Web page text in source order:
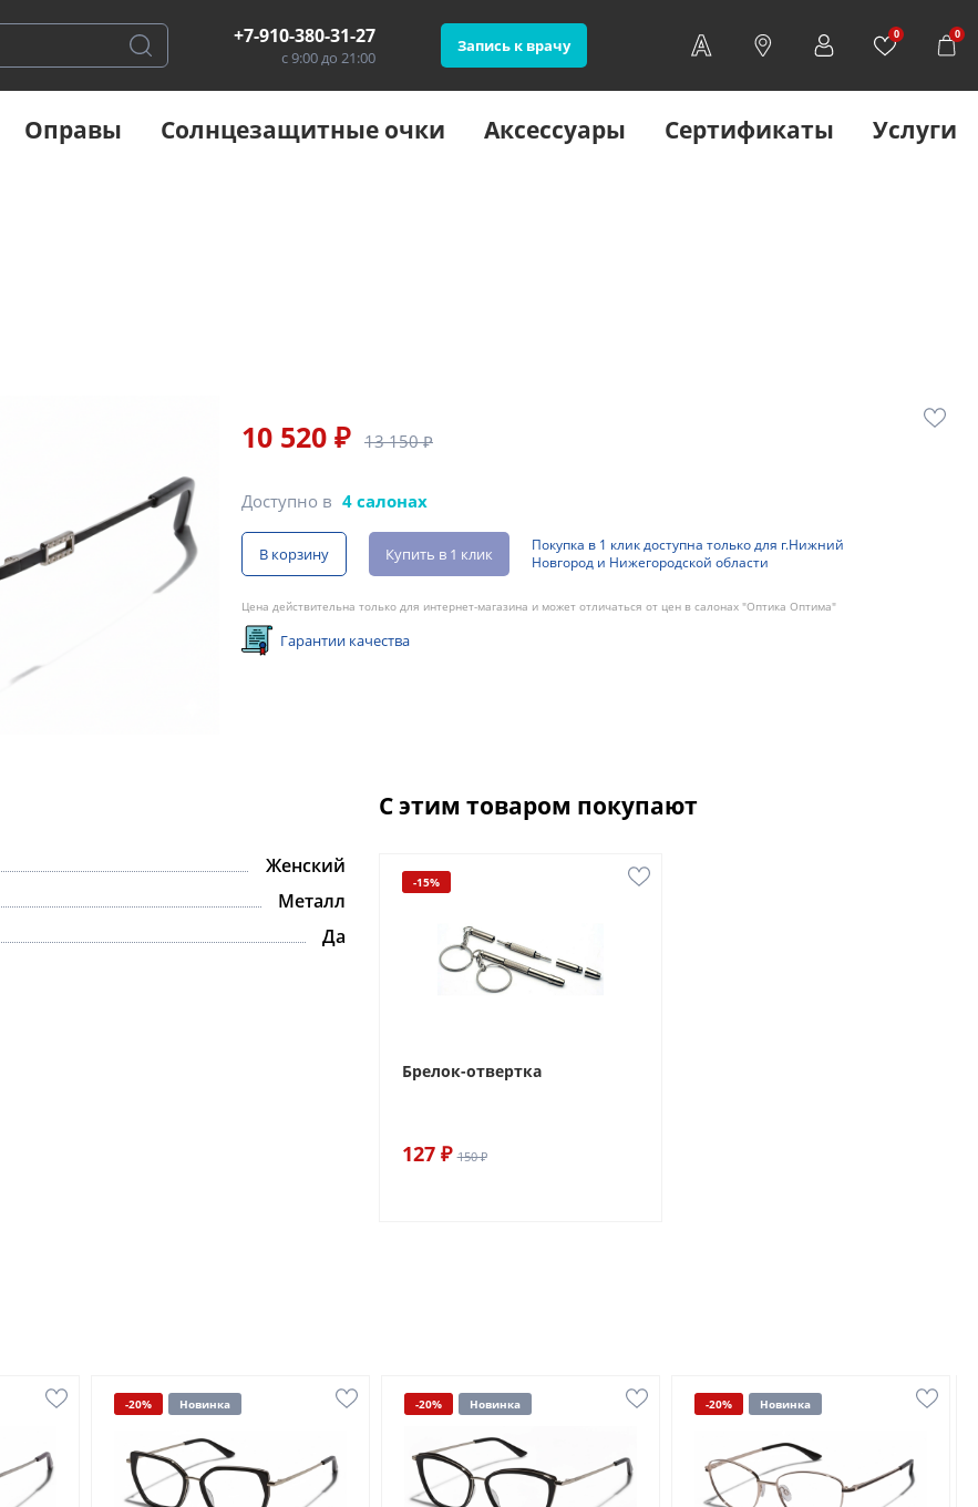
+7-910-380-31-27
с 9:00 до 21:00
Запись к врачу
0 0
Оправы Солнцезащитные очки Аксессуары Сертификаты Услуги
10 520 ₽ 13 150 ₽
Доступно в 4 салонах
В корзину Купить в 1 клик
Покупка в 1 клик доступна только для г.Нижний
Новгород и Нижегородской области
Цена действительна только для интернет-магазина и может отличаться от цен в салонах "Оптика Оптима"
Гарантии качества
Женский
Металл
Да
С этим товаром покупают
-15%
Брелок-отвертка
127 ₽ 150 ₽
-20% Новинка -20% Новинка -20% Новинка